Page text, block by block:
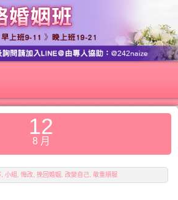
12
8 月
, 小組 悔改, 挽回婚姻 改變自己, 敬重順服